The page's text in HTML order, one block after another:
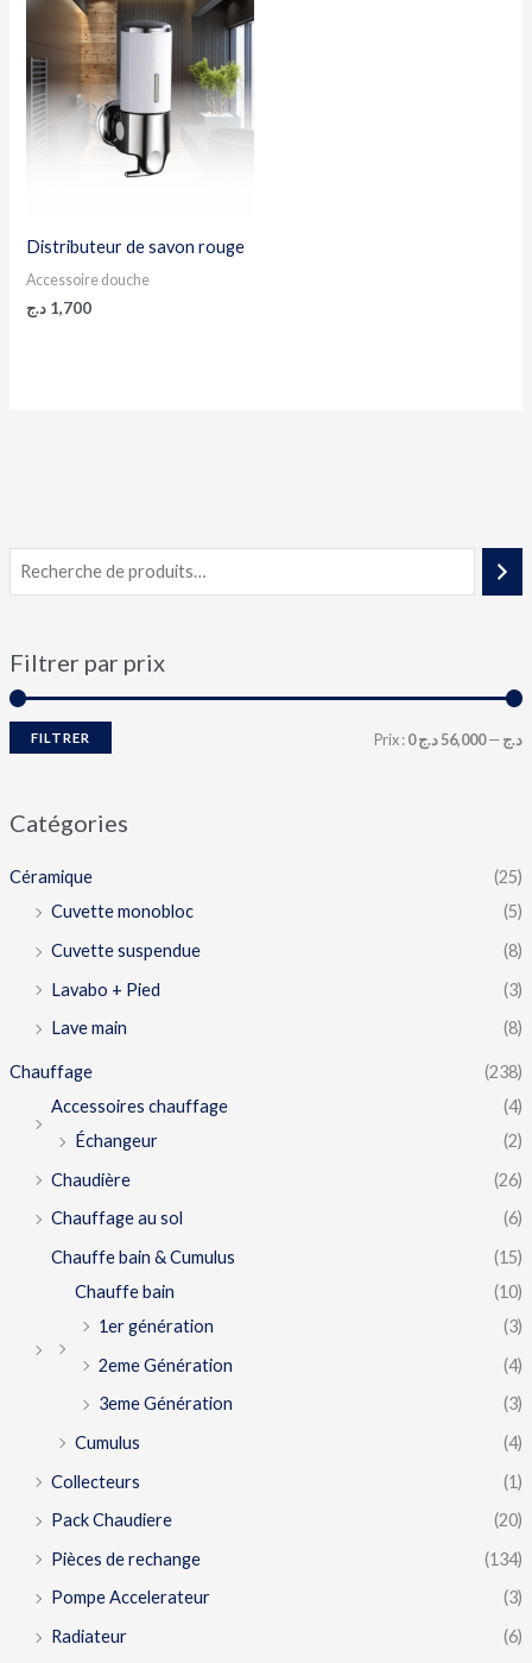
Filtrer par prix
FILTRER Prix : 0 د.ج—56,000 د.ج
Catégories
Céramique
(25)
Cuvette monobloc
(5)
Cuvette suspendue
(8)
Lavabo + Pied
(3)
Lave main
(8)
Chauffage
(238)
Accessoires chauffage
(4)
Échangeur
(2)
Chaudière
(26)
Chauffage au sol
(6)
Chauffe bain & Cumulus
(15)
Chauffe bain
(10)
1er génération
(3)
2eme Génération
(4)
3eme Génération
(3)
Cumulus
(4)
Collecteurs
(1)
Pack Chaudiere
(20)
Pièces de rechange
(134)
Pompe Accelerateur
(3)
Radiateur
(6)
Distributeur de savon rouge
Accessoire douche
1,700 د.ج